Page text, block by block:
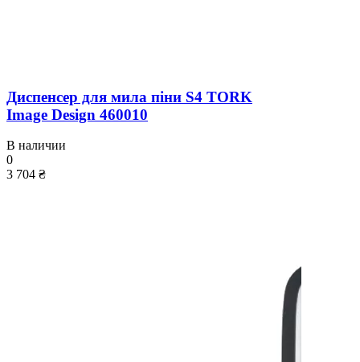
Диспенсер для мила піни S4 TORK
Image Design 460010
В наличии
0
3 704 ₴